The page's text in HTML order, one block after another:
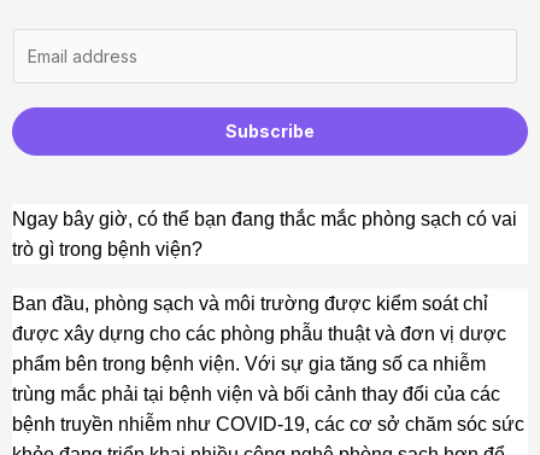
m
i
l
Subscribe
Ngay bây giờ, có thể bạn đang thắc mắc phòng sạch có vai
trò gì trong bệnh viện?
Ban đầu, phòng sạch và môi trường được kiểm soát chỉ
được xây dựng cho các phòng phẫu thuật và đơn vị dược
phẩm bên trong bệnh viện. Với sự gia tăng số ca nhiễm
trùng mắc phải tại bệnh viện và bối cảnh thay đổi của các
bệnh truyền nhiễm như COVID-19, các cơ sở chăm sóc sức